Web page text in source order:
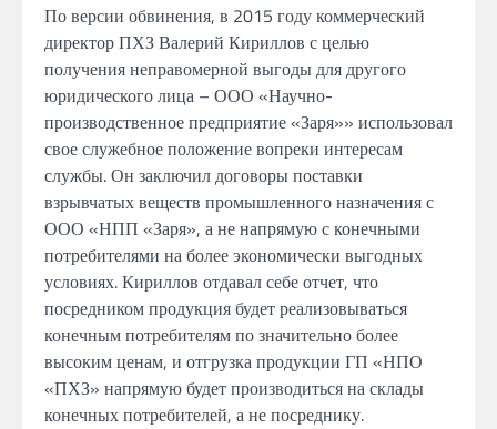
По версии обвинения, в 2015 году коммерческий
директор ПХЗ Валерий Кириллов с целью
получения неправомерной выгоды для другого
юридического лица – ООО «Научно-
производственное предприятие «Заря»» использовал
свое служебное положение вопреки интересам
службы. Он заключил договоры поставки
взрывчатых веществ промышленного назначения с
ООО «НПП «Заря», а не напрямую с конечными
потребителями на более экономически выгодных
условиях. Кириллов отдавал себе отчет, что
посредником продукция будет реализовываться
конечным потребителям по значительно более
высоким ценам, и отгрузка продукции ГП «НПО
«ПХЗ» напрямую будет производиться на склады
конечных потребителей, а не посреднику.